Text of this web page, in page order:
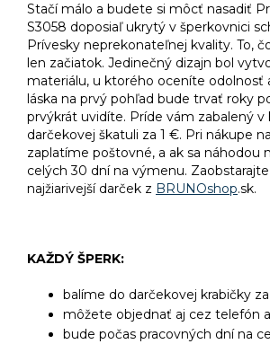
Stačí málo a budete si môcť nasadiť
S3058 doposiaľ ukrytý v šperkovnici
Prívesky neprekonateľnej kvality. To,
len začiatok. Jedinečný dizajn bol
materiálu, u ktorého oceníte odolnosť
láska na prvý pohľad bude trvať roky
prvýkrát uvidíte. Príde vám zabalený v
darčekovej škatuli za 1 €. Pri nákupe
zaplatíme poštovné, a ak sa náhodou
celých 30 dní na výmenu.
najžiarivejší darček z BRUNOshop.sk.
KAŽDÝ ŠPERK:
balíme do darčekovej krabičky za
môžete objednať aj cez telefón
bude počas pracovných dní na